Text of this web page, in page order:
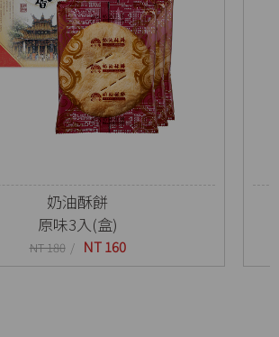
奶油酥餅
原味3入(盒)
NT 180 NT 160